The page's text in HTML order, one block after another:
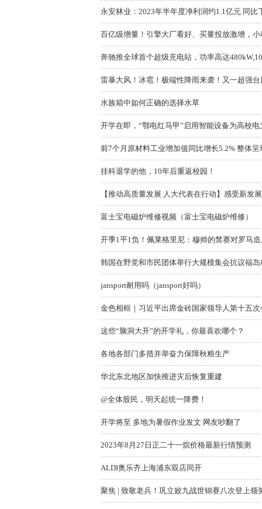
永安林业：2023年半年度净利润约1.1亿元 同比
百亿级增量！引擎大厂看好、买量投放激增，小
奔驰推全球首个超级充电站，功率高达
雷暴大风！冰雹！极端性降雨来袭！又一超强
水族箱中如何正确的选择水草
开学在即，“鄂电红马甲”启用智能设备为高校电
前7个月原材料工业增加值同比增长5.2% 整体
挂科退学的他，10年后重返校园！
【推动高质量发展 人大代表在行动】感受新发
富士宝电磁炉维修视频（富士宝电磁炉维修）
开季1平1负！佩莱格里尼：穆帅的禁赛对罗马
韩国在野党和市民团体举行大规模集会抗议福
jansport耐用吗（jansport好吗）
金色相框｜习近平出席金砖国家领导人第十五
这些“脑洞大开”的开学礼，你最喜欢哪个？
各地各部门多措并举奋力保障秋粮生产
华北东北地区加快推进灾后恢复重建
@全体股民，明天起统一降费！
开学将至 多地为暑假作业发文 网友吵翻了
2023年8月27日正二十一烷价格最新行情预测
ALDI奥乐齐上海浦东双店同开
聚焦 | 致敬老兵！巩立姣九战世锦赛八次登上领